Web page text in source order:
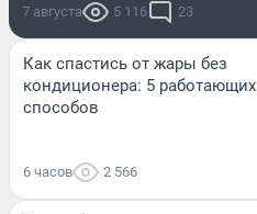
7 августа 5 116 23
Как спастись от жары без
кондиционера: 5 работающих
способов
6 часов 2 566